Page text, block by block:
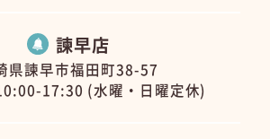
諫早店
県諫早市福田町38-57
17:30 (水曜・日曜定休)